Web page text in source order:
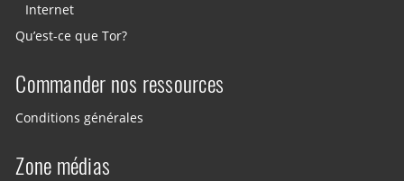
Internet
Qu’est-ce que Tor?
Commander nos ressources
Conditions générales
Zone médias